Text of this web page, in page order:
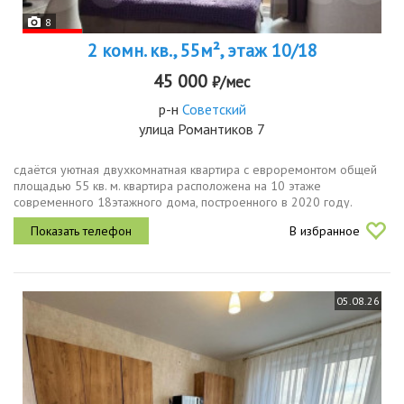
8
2 комн. кв., 55м², этаж 10/18
45 000 ₽/мес
р-н Советский
улица Романтиков 7
сдаётся уютная двухкомнатная квартира с евроремонтом общей
площадью 55 кв. м. квартира расположена на 10 этаже
современного 18этажного дома, построенного в 2020 году.
высота потолков составляет 2.8 метра, обеспечивая ощущение
простора. удобная...
В избранное
05.08.26